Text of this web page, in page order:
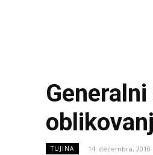
TUJINA 14. decembra, 2018